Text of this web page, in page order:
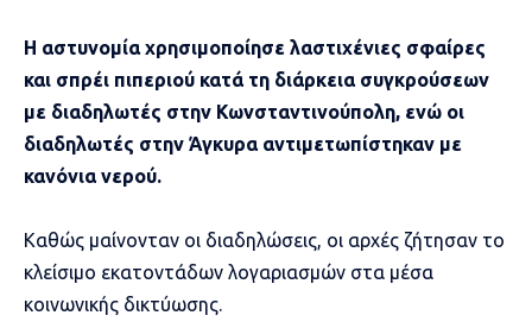
Η αστυνομία χρησιμοποίησε λαστιχένιες σφαίρες
και σπρέι πιπεριού κατά τη διάρκεια συγκρούσεων
με διαδηλωτές στην Κωνσταντινούπολη, ενώ οι
διαδηλωτές στην Άγκυρα αντιμετωπίστηκαν με
κανόνια νερού.
Καθώς μαίνονταν οι διαδηλώσεις, οι αρχές ζήτησαν το
κλείσιμο εκατοντάδων λογαριασμών στα μέσα
κοινωνικής δικτύωσης.